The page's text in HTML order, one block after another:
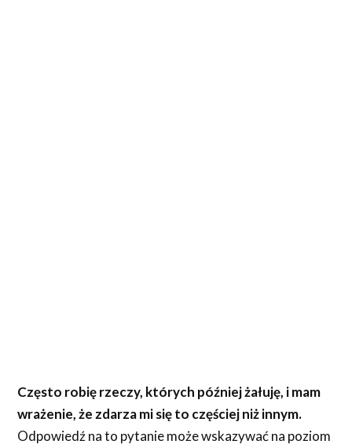
Często robię rzeczy, których później żałuję, i mam
wrażenie, że zdarza mi się to częściej niż innym.
Odpowiedź na to pytanie może wskazywać na poziom